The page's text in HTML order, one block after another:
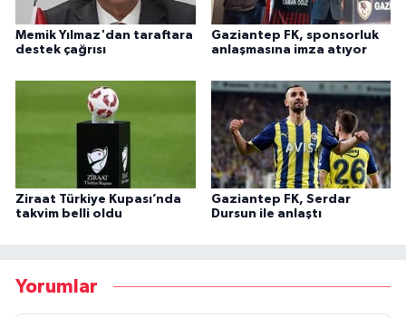
Memik Yılmaz'dan taraftara
destek çağrısı
Gaziantep FK, sponsorluk
anlaşmasına imza atıyor
Ziraat Türkiye Kupası’nda
takvim belli oldu
Gaziantep FK, Serdar
Dursun ile anlaştı
Yorumlar